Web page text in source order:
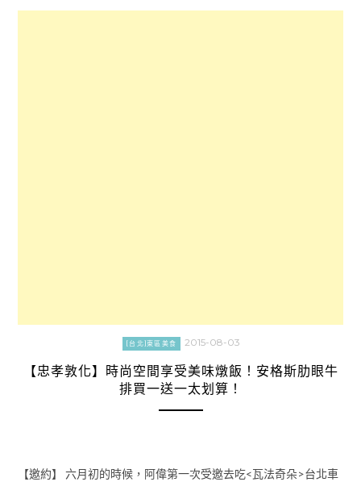
[台北]東區美食 2015-08-03
【忠孝敦化】時尚空間享受美味燉飯！安格斯肋眼牛
排買一送一太划算！
【邀約】 六月初的時候，阿偉第一次受邀去吃<瓦法奇朵>台北車